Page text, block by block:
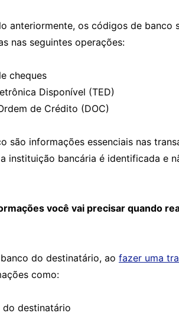
anteriormente, os códigos de banco
nas seguintes operações:
cheques
Disponível (TED)
de Crédito (DOC)
são informações essenciais nas
instituição bancária é identificada e
você vai precisar quando
do destinatário, ao fazer uma
como:
destinatário